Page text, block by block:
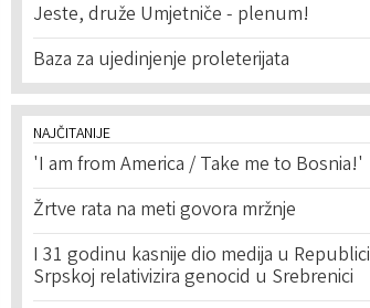
Jeste, druže Umjetniče - plenum!
Baza za ujedinjenje proleterijata
NAJČITANIJE
'I am from America / Take me to Bosnia!'
Žrtve rata na meti govora mržnje
I 31 godinu kasnije dio medija u Republici
Srpskoj relativizira genocid u Srebrenici